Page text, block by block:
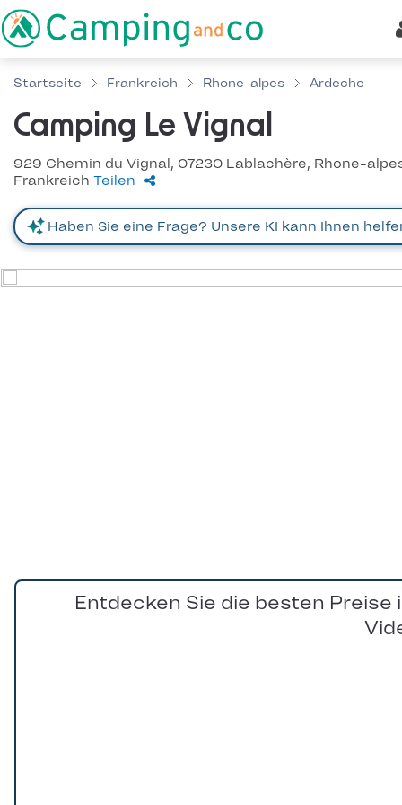
Startseite Frankreich Rhone-alpes Ardeche
Camping Le Vignal
929 Chemin du Vignal, 07230 Lablachère, Rhone-
Frankreich Teilen
Entdecken Sie die besten Preise